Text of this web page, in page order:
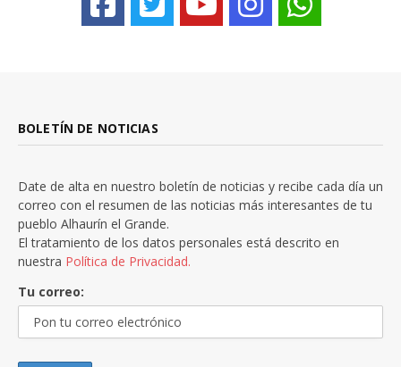
BOLETÍN DE NOTICIAS
Date de alta en nuestro boletín de noticias y recibe cada día un
correo con el resumen de las noticias más interesantes de tu
pueblo Alhaurín el Grande.
El tratamiento de los datos personales está descrito en
nuestra Política de Privacidad.
Tu correo: